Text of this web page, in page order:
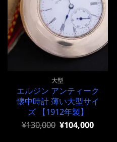
大型
エルジン アンティーク
懐中時計 薄い大型サイ
ズ 【1912年製】
元
¥130,000 現
¥104,000